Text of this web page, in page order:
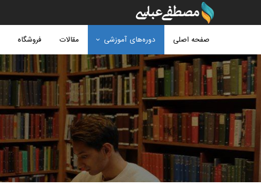
صفحه اصلی دوره‌های آموزشی مقالات فروشگاه